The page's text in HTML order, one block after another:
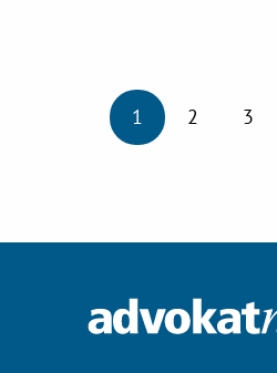
1 2 3